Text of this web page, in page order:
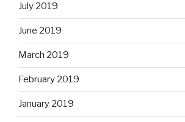
July 2019
June 2019
March 2019
February 2019
January 2019